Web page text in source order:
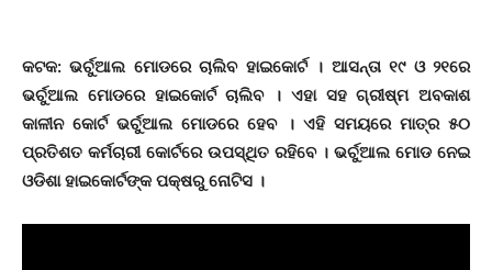
କଟକ: ଭର୍ଚୁଆଲ ମୋଡରେ ଚାଲିବ ହାଇକୋର୍ଟ । ଆସନ୍ତା ୧୯ ଓ ୨୧ରେ
ଭର୍ଚୁଆଲ ମୋଡରେ ହାଇକୋର୍ଟ ଚାଲିବ । ଏହା ସହ ଗ୍ରୀଷ୍ମ ଅବକାଶ
କାଳୀନ କୋର୍ଟ ଭର୍ଚୁଆଲ ମୋଡରେ ହେବ । ଏହି ସମୟରେ ମାତ୍ର ୫୦
ପ୍ରତିଶତ କର୍ମଚାରୀ କୋର୍ଟରେ ଉପସ୍ଥିତ ରହିବେ । ଭର୍ଚୁଆଲ ମୋଡ ନେଇ
ଓଡିଶା ହାଇକୋର୍ଟଙ୍କ ପକ୍ଷରୁ ନୋଟିସ ।